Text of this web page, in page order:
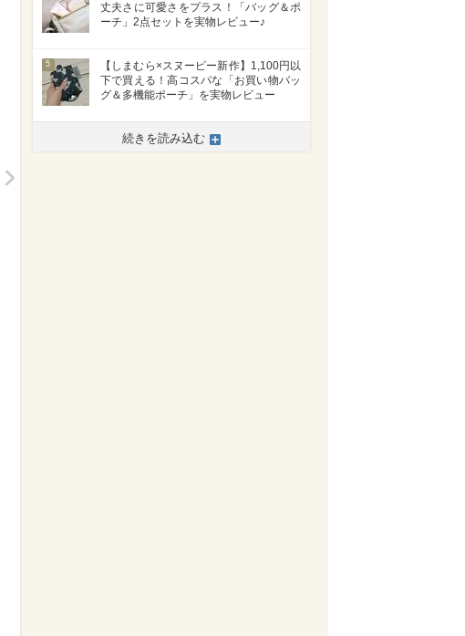
丈夫さに可愛さをプラス！「バッグ＆ポ
ーチ」2点セットを実物レビュー♪
5
【しまむら×スヌーピー新作】1,100円以
下で買える！高コスパな「お買い物バッ
グ＆多機能ポーチ」を実物レビュー
続きを読み込む